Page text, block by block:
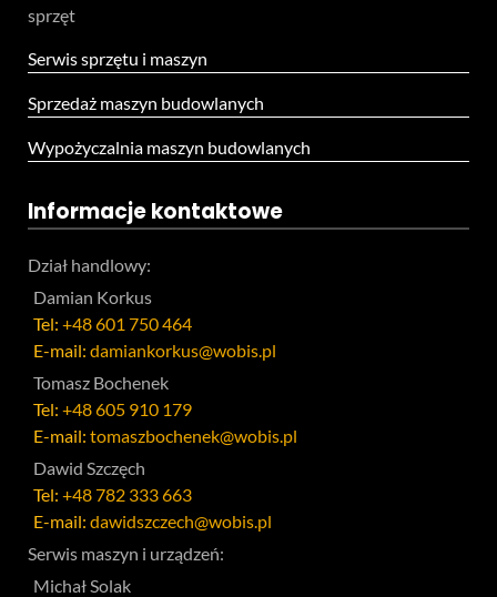
sprzęt
Serwis sprzętu i maszyn
Sprzedaż maszyn budowlanych
Wypożyczalnia maszyn budowlanych
Informacje kontaktowe
Dział handlowy:
Damian Korkus
Tel: +48 601 750 464
E-mail: damiankorkus@wobis.pl
Tomasz Bochenek
Tel: +48 605 910 179
E-mail: tomaszbochenek@wobis.pl
Dawid Szczęch
Tel: +48 782 333 663
E-mail: dawidszczech@wobis.pl
Serwis maszyn i urządzeń:
Michał Solak